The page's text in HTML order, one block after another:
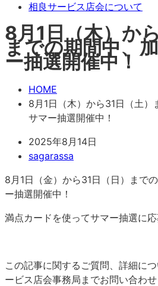
相良サービス店会について
8月1日（木）か
までの期間中、
ー抽選開催中！
HOME
8月1日（木）から31日（土
サマー抽選開催中！
2025年8月14日
sagarassa
8月1日（金）から31日（日）まで
ー抽選開催中！
満点カードを使ってサマー抽選に応
この記事に関するご質問、詳細に
ービス店会事務局までお問い合わせ